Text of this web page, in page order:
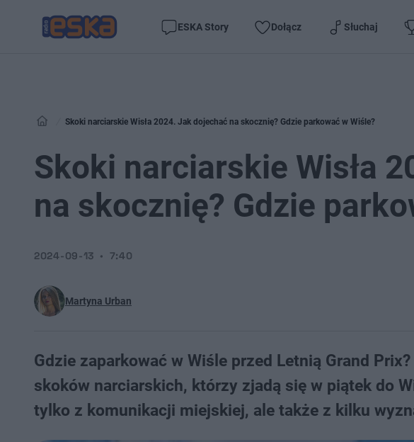
ESKA Story Dołącz Słuchaj
Skoki narciarskie Wisła 2024. Jak dojechać na skocznię? Gdzie parkować w Wiśle?
Skoki narciarskie Wisła
na skocznię? Gdzie
Martyna Urban
2024-09-13 7:40
Gdzie zaparkować w Wiśle przed Letnią Grand
skoków narciarskich, którzy zjadą się w piątek do
tylko z komunikacji miejskiej, ale także z kilku